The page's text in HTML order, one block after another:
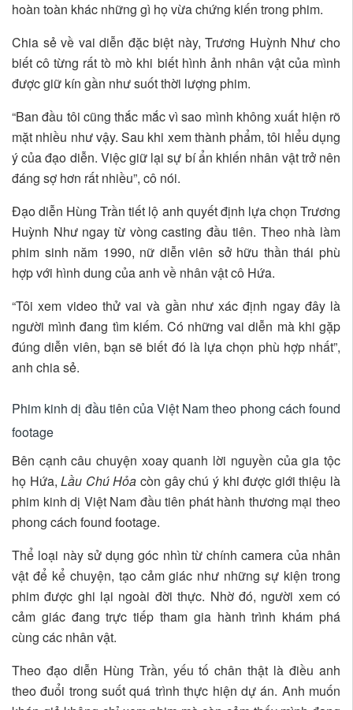
hoàn toàn khác những gì họ vừa chứng kiến trong phim.
Chia sẻ về vai diễn đặc biệt này, Trương Huỳnh Như cho
biết cô từng rất tò mò khi biết hình ảnh nhân vật của mình
được giữ kín gần như suốt thời lượng phim.
“Ban đầu tôi cũng thắc mắc vì sao mình không xuất hiện rõ
mặt nhiều như vậy. Sau khi xem thành phẩm, tôi hiểu dụng
ý của đạo diễn. Việc giữ lại sự bí ẩn khiến nhân vật trở nên
đáng sợ hơn rất nhiều”, cô nói.
Đạo diễn Hùng Trần tiết lộ anh quyết định lựa chọn Trương
Huỳnh Như ngay từ vòng casting đầu tiên. Theo nhà làm
phim sinh năm 1990, nữ diễn viên sở hữu thần thái phù
hợp với hình dung của anh về nhân vật cô Hứa.
“Tôi xem video thử vai và gần như xác định ngay đây là
người mình đang tìm kiếm. Có những vai diễn mà khi gặp
đúng diễn viên, bạn sẽ biết đó là lựa chọn phù hợp nhất”,
anh chia sẻ.
Phim kinh dị đầu tiên của Việt Nam theo phong cách found
footage
Bên cạnh câu chuyện xoay quanh lời nguyền của gia tộc
họ Hứa,Lầu Chú Hỏa còn gây chú ý khi được giới thiệu là
phim kinh dị Việt Nam đầu tiên phát hành thương mại theo
phong cách found footage.
Thể loại này sử dụng góc nhìn từ chính camera của nhân
vật để kể chuyện, tạo cảm giác như những sự kiện trong
phim được ghi lại ngoài đời thực. Nhờ đó, người xem có
cảm giác đang trực tiếp tham gia hành trình khám phá
cùng các nhân vật.
Theo đạo diễn Hùng Trần, yếu tố chân thật là điều anh
theo đuổi trong suốt quá trình thực hiện dự án. Anh muốn